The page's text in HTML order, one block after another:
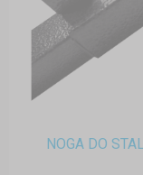
NOGA DO